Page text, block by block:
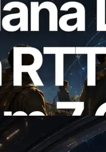
Leader Slot
7 глобальных
Validators